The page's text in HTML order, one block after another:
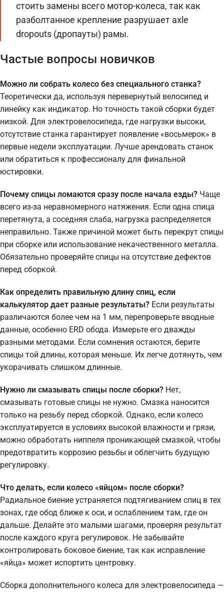
стоить замены всего мотор-колеса, так как
разболтанное крепление разрушает axle
dropouts (дропауты) рамы.
Частые вопросы новичков
Можно ли собрать колесо без специального станка?
Теоретически да, используя перевернутый велосипед и
линейку как индикатор. Но точность такой сборки будет
низкой. Для электровелосипеда, где нагрузки высоки,
отсутствие станка гарантирует появление «восьмерок» в
первые недели эксплуатации. Лучше арендовать станок
или обратиться к профессионалу для финальной
юстировки.
Почему спицы ломаются сразу после начала езды? Чаще
всего из-за неравномерного натяжения. Если одна спица
перетянута, а соседняя слаба, нагрузка распределяется
неправильно. Также причиной может быть перекрут спицы
при сборке или использование некачественного металла.
Обязательно проверяйте спицы на отсутствие дефектов
перед сборкой.
Как определить правильную длину спиц, если
калькулятор дает разные результаты? Если результаты
различаются более чем на 1 мм, перепроверьте вводные
данные, особенно ERD обода. Измерьте его дважды
разными методами. Если сомнения остаются, берите
спицы той длины, которая меньше. Их легче дотянуть, чем
укорачивать слишком длинные.
Нужно ли смазывать спицы после сборки? Нет,
смазывать готовые спицы не нужно. Смазка наносится
только на резьбу перед сборкой. Однако, если колесо
эксплуатируется в условиях высокой влажности и грязи,
можно обработать ниппеля проникающей смазкой, чтобы
предотвратить коррозию резьбы и облегчить будущую
регулировку.
Что делать, если колесо «яйцом» после сборки?
Радиальное биение устраняется подтягиванием спиц в тех
зонах, где обод ближе к оси, и ослаблением там, где он
дальше. Делайте это малыми шагами, проверяя результат
после каждого круга регулировок. Не забывайте
контролировать боковое биение, так как исправление
«яйца» может испортить центровку.
Сборка дополнительного колеса для электровелосипеда —